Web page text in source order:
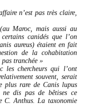
n’est pas très claire,
Maroc, mais aussi au
canidés que l’on
aureus) étaient en fait
de la cohabitation
pas tranchée »
les chercheurs qui l’ont
souvent, serait
plus rare de Canis lupus
dis pas de bêtises ce
C. Anthus. La taxonomie